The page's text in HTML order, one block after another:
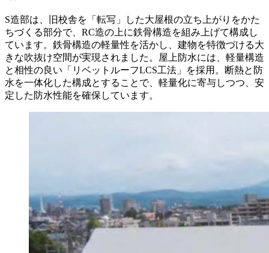
S造部は、旧校舎を「転写」した大屋根の立ち上がりをかた
ちづくる部分で、RC造の上に鉄骨構造を組み上げて構成し
ています。鉄骨構造の軽量性を活かし、建物を特徴づける大
きな吹抜け空間が実現されました。屋上防水には、軽量構造
と相性の良い「リベットルーフLCS工法」を採用。断熱と防
水を一体化した構成とすることで、軽量化に寄与しつつ、安
定した防水性能を確保しています。